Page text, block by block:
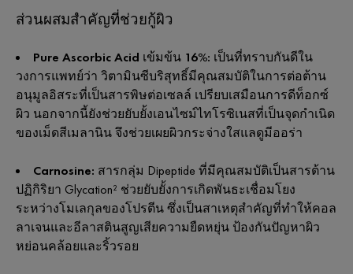
ส่วนผสมสำคัญที่ช่วยกู้ผิว
Pure Ascorbic Acid เข้มข้น 16%: เป็นที่ทราบกันดีใน
วงการแพทย์ว่า วิตามินซีบริสุทธิ์มีคุณสมบัติในการต่อต้าน
อนุมูลอิสระที่เป็นสารพิษต่อเซลล์ เปรียบเสมือนการดีท็อกซ์
ผิว นอกจากนี้ยังช่วยยับยั้งเอนไซม์ไทโรซิเนสที่เป็นจุดกำเนิด
ของเม็ดสีเมลานิน จึงช่วยเผยผิวกระจ่างใสแลดูมีออร่า
Carnosine: สารกลุ่ม Dipeptide ที่มีคุณสมบัติเป็นสารต้าน
ปฏิกิริยา Glycation² ช่วยยับยั้งการเกิดพันธะเชื่อมโยง
ระหว่างโมเลกุลของโปรตีน ซึ่งเป็นสาเหตุสำคัญที่ทำให้คอล
ลาเจนและอีลาสตินสูญเสียความยืดหยุ่น ป้องกันปัญหาผิว
หย่อนคล้อยและริ้วรอย